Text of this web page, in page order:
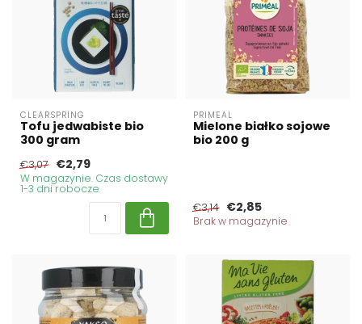
CLEARSPRING
Tofu jedwabiste bio
300 gram
€3,07 €2,79
W magazynie. Czas dostawy
1-3 dni robocze
PRIMEAL
Mielone białko sojowe
bio 200 g
€3,14 €2,85
Brak w magazynie